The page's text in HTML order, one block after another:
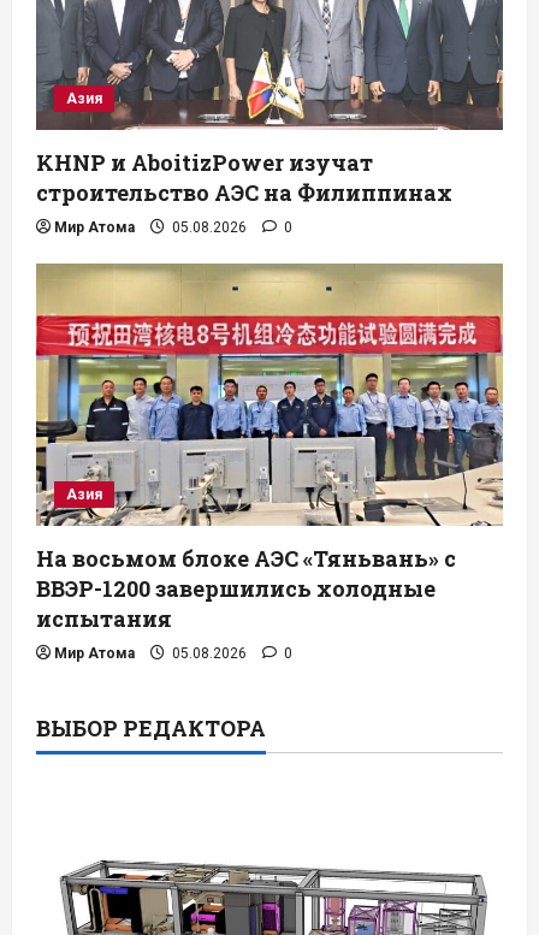
Азия
KHNP и AboitizPower изучат
строительство АЭС на Филиппинах
Мир Атома 05.08.2026 0
Азия
На восьмом блоке АЭС «Тяньвань» с
ВВЭР-1200 завершились холодные
испытания
Мир Атома 05.08.2026 0
ВЫБОР РЕДАКТОРА